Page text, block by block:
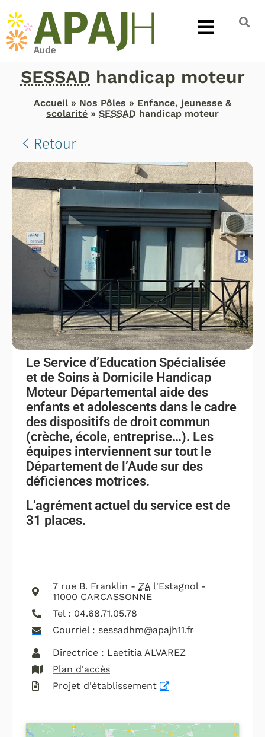
SESSAD handicap moteur
Accueil » Nos Pôles » Enfance, jeunesse &
scolarité » SESSAD handicap moteur
Retour
Le Service d’Education Spécialisée
et de Soins à Domicile Handicap
Moteur Départemental aide des
enfants et adolescents dans le cadre
des dispositifs de droit commun
(crèche, école, entreprise…). Les
équipes interviennent sur tout le
Département de l’Aude sur des
déficiences motrices.
L’agrément actuel du service est de
31 places.
7 rue B. Franklin - ZA l'Estagnol -
11000 CARCASSONNE
Tel : 04.68.71.05.78
Courriel : sessadhm@apajh11.fr
Directrice : Laetitia ALVAREZ
Plan d'accès
Projet d'établissement